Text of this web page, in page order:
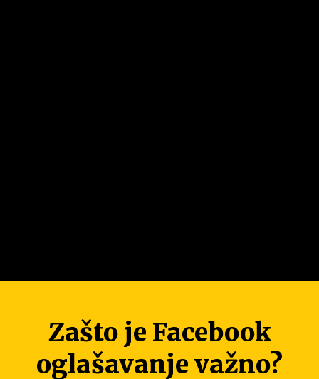
Zašto je Facebook
oglašavanje važno?